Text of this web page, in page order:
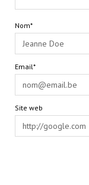
Nom*
Email*
Site web